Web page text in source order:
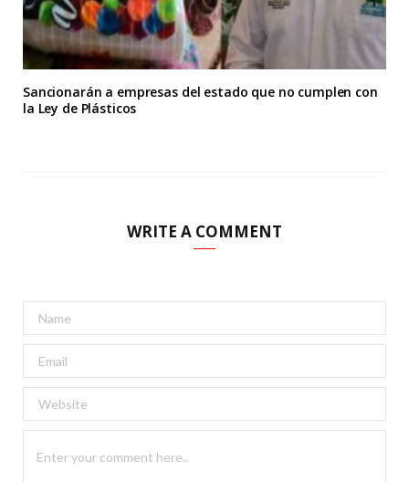
Sancionarán a empresas del estado que no cumplen con
la Ley de Plásticos
WRITE A COMMENT